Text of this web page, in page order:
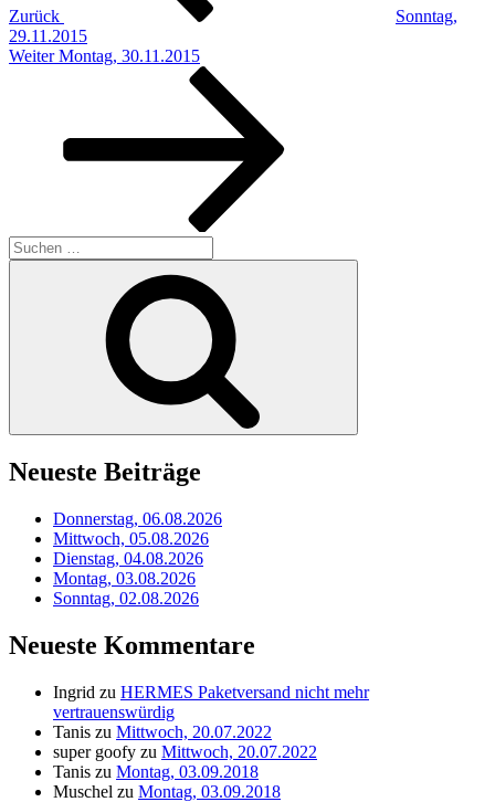
Zurück
Sonntag,
29.11.2015
Nächster
Weiter Montag, 30.11.2015
Suchen
nach:
Neueste Beiträge
Donnerstag, 06.08.2026
Mittwoch, 05.08.2026
Dienstag, 04.08.2026
Montag, 03.08.2026
Sonntag, 02.08.2026
Neueste Kommentare
Ingrid zu HERMES Paketversand nicht mehr
vertrauenswürdig
Tanis zu Mittwoch, 20.07.2022
super goofy zu Mittwoch, 20.07.2022
Tanis zu Montag, 03.09.2018
Muschel zu Montag, 03.09.2018